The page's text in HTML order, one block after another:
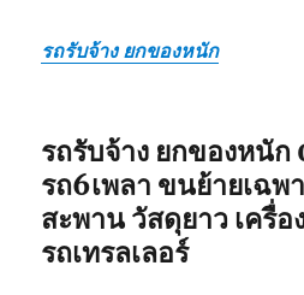
รถรับจ้าง ยกของหนัก
รถรับจ้าง ยกของหนั
รถ6เพลา ขนย้ายเฉพ
สะพาน วัสดุยาว เครื่
รถเทรลเลอร์